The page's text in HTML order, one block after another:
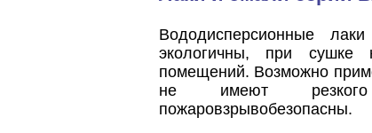
Вододисперсионные
экологичны, при сушке
помещений. Возможно
не имеют резкого
пожаровзрывобезопасны.